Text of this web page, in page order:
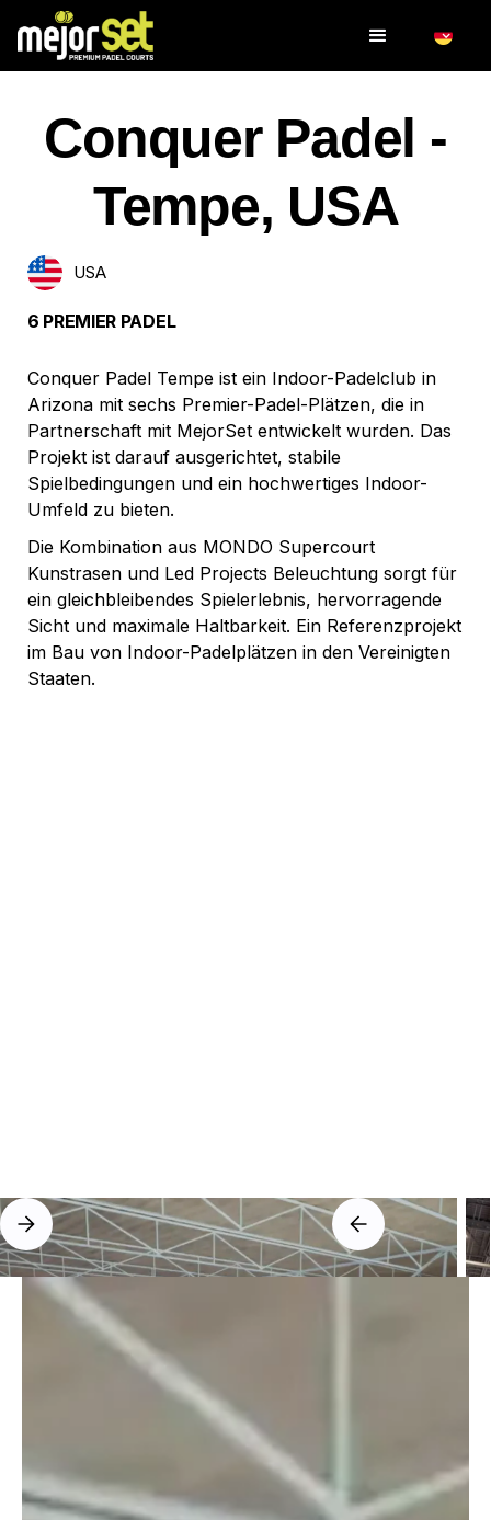
Conquer Padel -
Tempe, USA
USA
6 PREMIER PADEL
Conquer Padel Tempe ist ein Indoor-Padelclub in
Arizona mit sechs Premier-Padel-Plätzen, die in
Partnerschaft mit MejorSet entwickelt wurden. Das
Projekt ist darauf ausgerichtet, stabile
Spielbedingungen und ein hochwertiges Indoor-
Umfeld zu bieten.
Die Kombination aus MONDO Supercourt
Kunstrasen und Led Projects Beleuchtung sorgt für
ein gleichbleibendes Spielerlebnis, hervorragende
Sicht und maximale Haltbarkeit. Ein Referenzprojekt
im Bau von Indoor-Padelplätzen in den Vereinigten
Staaten.